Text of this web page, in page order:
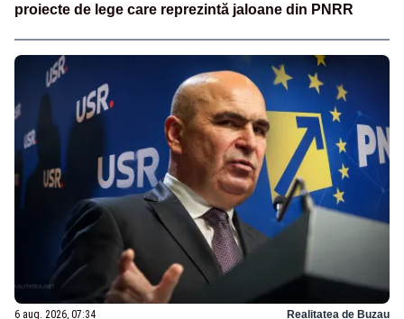
proiecte de lege care reprezintă jaloane din PNRR
6 aug. 2026, 07:34 Realitatea de Buzau